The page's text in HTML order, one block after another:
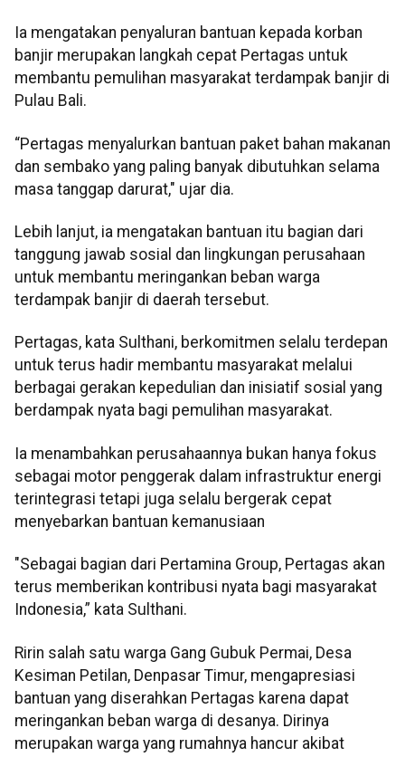
Ia mengatakan penyaluran bantuan kepada korban
banjir merupakan langkah cepat Pertagas untuk
membantu pemulihan masyarakat terdampak banjir di
Pulau Bali.
“Pertagas menyalurkan bantuan paket bahan makanan
dan sembako yang paling banyak dibutuhkan selama
masa tanggap darurat," ujar dia.
Lebih lanjut, ia mengatakan bantuan itu bagian dari
tanggung jawab sosial dan lingkungan perusahaan
untuk membantu meringankan beban warga
terdampak banjir di daerah tersebut.
Pertagas, kata Sulthani, berkomitmen selalu terdepan
untuk terus hadir membantu masyarakat melalui
berbagai gerakan kepedulian dan inisiatif sosial yang
berdampak nyata bagi pemulihan masyarakat.
Ia menambahkan perusahaannya bukan hanya fokus
sebagai motor penggerak dalam infrastruktur energi
terintegrasi tetapi juga selalu bergerak cepat
menyebarkan bantuan kemanusiaan
"Sebagai bagian dari Pertamina Group, Pertagas akan
terus memberikan kontribusi nyata bagi masyarakat
Indonesia,” kata Sulthani.
Ririn salah satu warga Gang Gubuk Permai, Desa
Kesiman Petilan, Denpasar Timur, mengapresiasi
bantuan yang diserahkan Pertagas karena dapat
meringankan beban warga di desanya. Dirinya
merupakan warga yang rumahnya hancur akibat